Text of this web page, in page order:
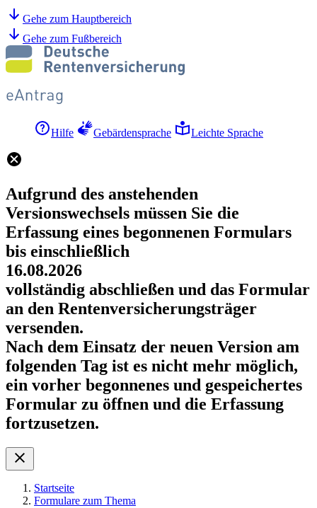
Gehe zum Hauptbereich
Gehe zum Fußbereich
Hilfe Gebärdensprache Leichte Sprache
Aufgrund des anstehenden
Versionswechsels müssen Sie die
Erfassung eines begonnenen Formulars
bis einschließlich
16.08.2026
vollständig abschließen und das Formular
an den Rentenversicherungsträger
versenden.
Nach dem Einsatz der neuen Version am
folgenden Tag ist es nicht mehr möglich,
ein vorher begonnenes und gespeichertes
Formular zu öffnen und die Erfassung
fortzusetzen.
Startseite
Formulare zum Thema